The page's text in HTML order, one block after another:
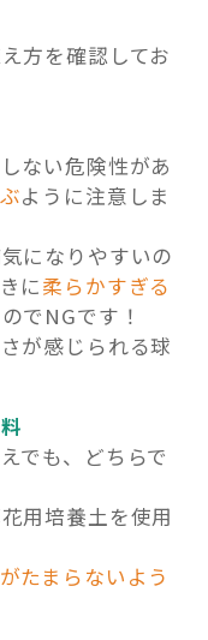
方を確認してお
ない危険性があ
ように注意しま
になりやすいの
に柔らかすぎる
でNGです！
が感じられる球
でも、どちらで
用培養土を使用
たまらないよう